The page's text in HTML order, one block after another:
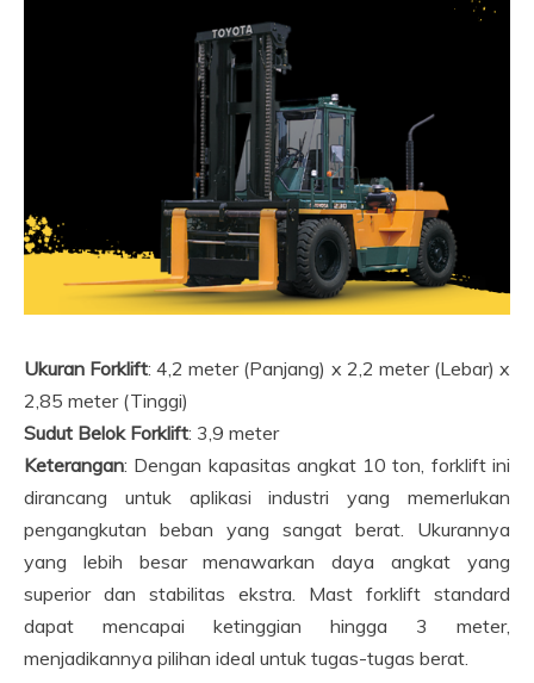
Ukuran Forklift: 4,2 meter (Panjang) x 2,2 meter (Lebar) x
2,85 meter (Tinggi)
Sudut Belok Forklift: 3,9 meter
Keterangan: Dengan kapasitas angkat 10 ton, forklift ini
dirancang untuk aplikasi industri yang memerlukan
pengangkutan beban yang sangat berat. Ukurannya
yang lebih besar menawarkan daya angkat yang
superior dan stabilitas ekstra. Mast forklift standard
dapat mencapai ketinggian hingga 3 meter,
menjadikannya pilihan ideal untuk tugas-tugas berat.